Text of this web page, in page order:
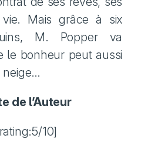
vie. Mais grâce à six
M. Popper va
le bonheur peut aussi
neige…
de l’Auteur
10]